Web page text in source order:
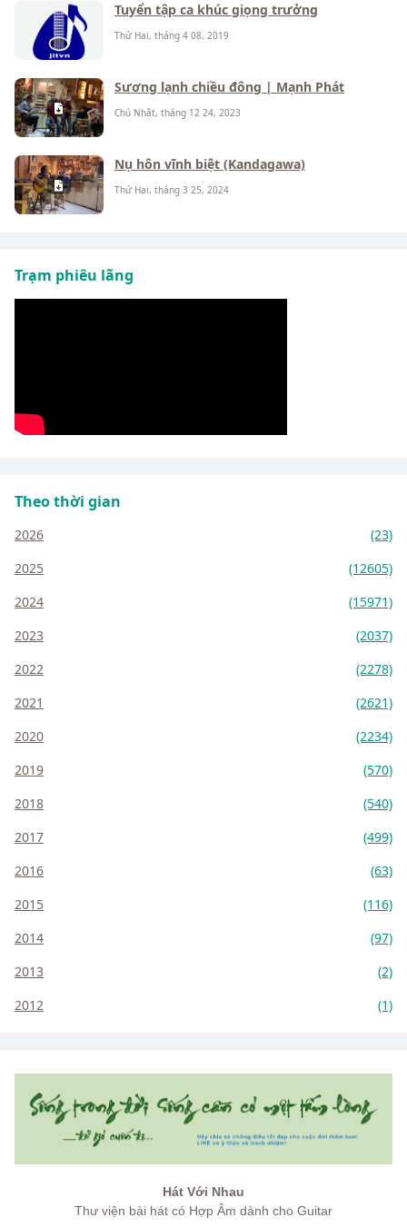
Tuyển tập ca khúc giọng trưởng
Thứ Hai, tháng 4 08, 2019
Sương lạnh chiều đông | Mạnh Phát
Chủ Nhật, tháng 12 24, 2023
Nụ hôn vĩnh biệt (Kandagawa)
Thứ Hai, tháng 3 25, 2024
Trạm phiêu lãng
Theo thời gian
2026
(23)
2025
(12605)
2024
(15971)
2023
(2037)
2022
(2278)
2021
(2621)
2020
(2234)
2019
(570)
2018
(540)
2017
(499)
2016
(63)
2015
(116)
2014
(97)
2013
(2)
2012
(1)
Hát Với Nhau
Thư viện bài hát có Hợp Âm dành cho Guitar